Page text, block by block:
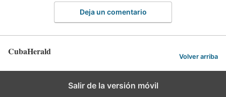
Deja un comentario
CubaHerald Volver arriba
Salir de la versión móvil